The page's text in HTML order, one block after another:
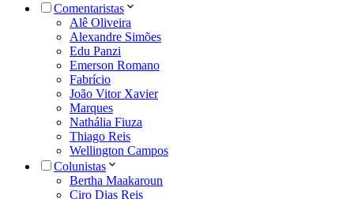
Comentaristas
Alê Oliveira
Alexandre Simões
Edu Panzi
Emerson Romano
Fabrício
João Vitor Xavier
Marques
Nathália Fiuza
Thiago Reis
Wellington Campos
Colunistas
Bertha Maakaroun
Ciro Dias Reis